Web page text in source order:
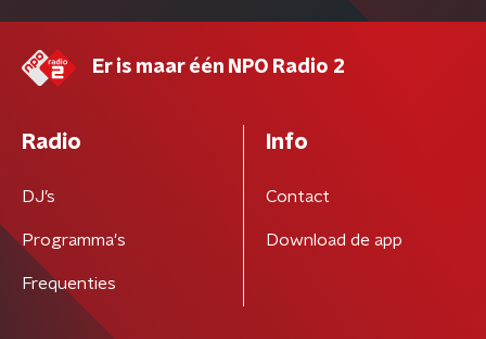
Er is maar één NPO Radio 2
Radio
DJ’s
Programma's
Frequenties
Info
Contact
Download de app